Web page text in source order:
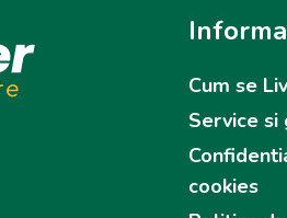
Cum se
Service si
cookies